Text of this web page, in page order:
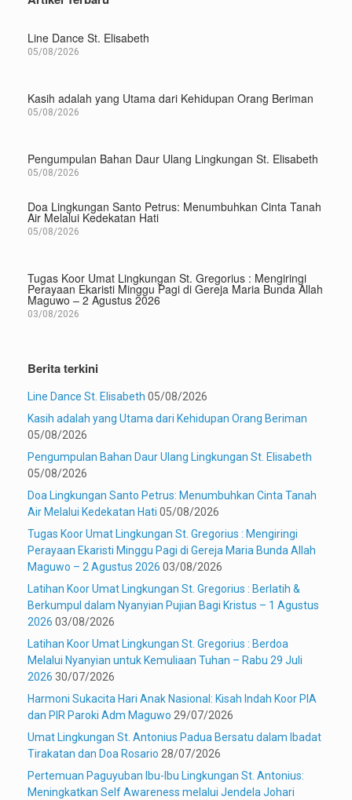
Line Dance St. Elisabeth
05/08/2026
Kasih adalah yang Utama dari Kehidupan Orang Beriman
05/08/2026
Pengumpulan Bahan Daur Ulang Lingkungan St. Elisabeth
05/08/2026
Doa Lingkungan Santo Petrus: Menumbuhkan Cinta Tanah
Air Melalui Kedekatan Hati
05/08/2026
Tugas Koor Umat Lingkungan St. Gregorius : Mengiringi
Perayaan Ekaristi Minggu Pagi di Gereja Maria Bunda Allah
Maguwo – 2 Agustus 2026
03/08/2026
Berita terkini
Line Dance St. Elisabeth 05/08/2026
Kasih adalah yang Utama dari Kehidupan Orang Beriman
05/08/2026
Pengumpulan Bahan Daur Ulang Lingkungan St. Elisabeth
05/08/2026
Doa Lingkungan Santo Petrus: Menumbuhkan Cinta Tanah
Air Melalui Kedekatan Hati 05/08/2026
Tugas Koor Umat Lingkungan St. Gregorius : Mengiringi
Perayaan Ekaristi Minggu Pagi di Gereja Maria Bunda Allah
Maguwo – 2 Agustus 2026 03/08/2026
Latihan Koor Umat Lingkungan St. Gregorius : Berlatih &
Berkumpul dalam Nyanyian Pujian Bagi Kristus – 1 Agustus
2026 03/08/2026
Latihan Koor Umat Lingkungan St. Gregorius : Berdoa
Melalui Nyanyian untuk Kemuliaan Tuhan – Rabu 29 Juli
2026 30/07/2026
Harmoni Sukacita Hari Anak Nasional: Kisah Indah Koor PIA
dan PIR Paroki Adm Maguwo 29/07/2026
Umat Lingkungan St. Antonius Padua Bersatu dalam Ibadat
Tirakatan dan Doa Rosario 28/07/2026
Pertemuan Paguyuban Ibu-Ibu Lingkungan St. Antonius:
Meningkatkan Self Awareness melalui Jendela Johari